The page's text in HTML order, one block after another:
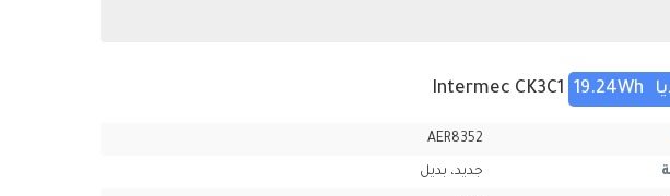
19.24Wh
AER8352
جديد، بديل